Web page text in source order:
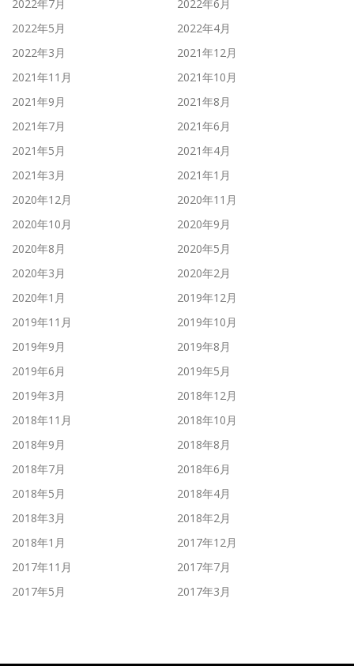
2022年7月
2022年6月
2022年5月
2022年4月
2022年3月
2021年12月
2021年11月
2021年10月
2021年9月
2021年8月
2021年7月
2021年6月
2021年5月
2021年4月
2021年3月
2021年1月
2020年12月
2020年11月
2020年10月
2020年9月
2020年8月
2020年5月
2020年3月
2020年2月
2020年1月
2019年12月
2019年11月
2019年10月
2019年9月
2019年8月
2019年6月
2019年5月
2019年3月
2018年12月
2018年11月
2018年10月
2018年9月
2018年8月
2018年7月
2018年6月
2018年5月
2018年4月
2018年3月
2018年2月
2018年1月
2017年12月
2017年11月
2017年7月
2017年5月
2017年3月